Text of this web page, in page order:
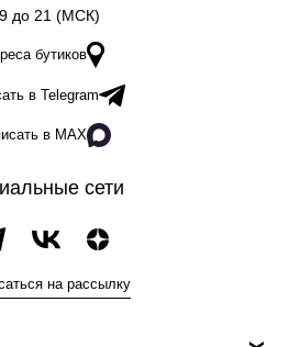
до 21 (МСК)
бутиков
в Telegram
в MAX
сети
на рассылку